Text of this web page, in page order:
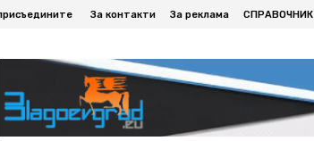
За контакти За реклама СПРАВОЧНИК